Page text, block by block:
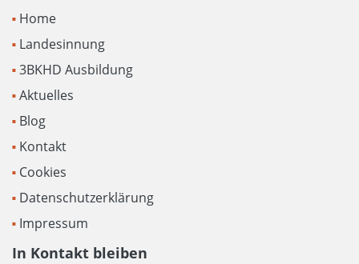
Home
Landesinnung
3BKHD Ausbildung
Aktuelles
Blog
Kontakt
Cookies
Datenschutzerklärung
Impressum
In Kontakt bleiben